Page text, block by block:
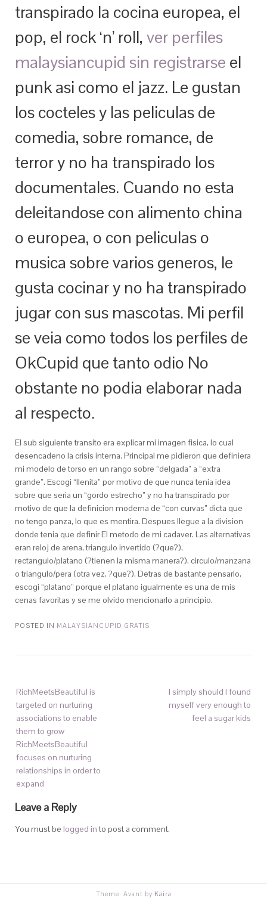
transpirado la cocina europea, el
pop, el rock ‘n’ roll, ver perfiles
malaysiancupid sin registrarse el
punk asi­ como el jazz. Le gustan
los cocteles y las peliculas de
comedia, sobre romance, de
terror y no ha transpirado los
documentales. Cuando no esta
deleitandose con alimento china
o europea, o con peliculas o
musica sobre varios generos, le
gusta cocinar y no ha transpirado
jugar con sus mascotas. Mi perfil
se veia como todos los perfiles de
OkCupid que tanto odio No
obstante no podia elaborar nada
al respecto.
El sub siguiente transito era explicar mi imagen fisica, lo cual
desencadeno la crisis interna. Principal me pidieron que definiera
mi modelo de torso en un rango sobre “delgada” a “extra
grande”. Escogi “llenita” por motivo de que nunca tenia idea
sobre que seri­a un “gordo estrecho” y no ha transpirado por
motivo de que la definicion moderna de “con curvas” dicta que
no tengo panza, lo que es mentira. Despues llegue a la division
donde tenia que definir El metodo de mi cadaver. Las alternativas
eran reloj de arena, triangulo invertido (?que?),
rectangulo/platano (?tienen la misma manera?), circulo/manzana
o triangulo/pera (otra vez, ?que?). Detras de bastante pensarlo,
escogi “platano” porque el platano igualmente es una de mis
cenas favoritas y se me olvido mencionarlo a principio.
POSTED IN MALAYSIANCUPID GRATIS
RichMeetsBeautiful is
targeted on nurturing
associations to enable
them to grow
RichMeetsBeautiful
focuses on nurturing
relationships in order to
expand
I simply should I found
myself very enough to
feel a sugar kids
Leave a Reply
You must be logged into post a comment.
Theme: Avant by Kaira